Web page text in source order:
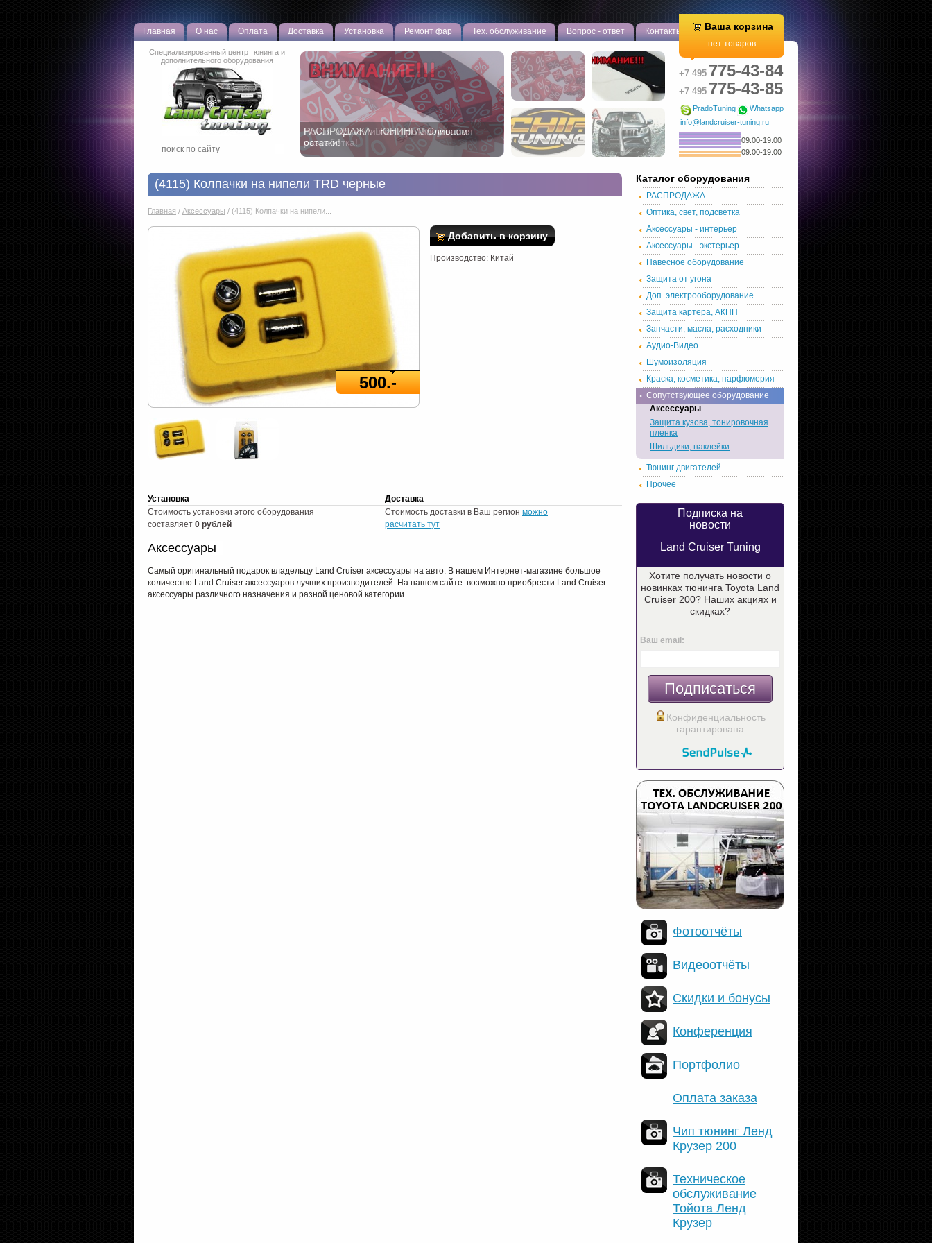
Главная О нас Оплата Доставка Установка Ремонт фар Тех. обслуживание Вопрос - ответ Контакты
Специализированный центр тюнинга и
дополнительного оборудования
Новая эффективная противоугонная
разработка!
Ваша корзина
нет товаров
+7 495 775-43-84
+7 495 775-43-85
PradoTuning
Whatsapp
info@landcruiser-tuning.ru
09:00-19:00
09:00-19:00
(4115) Колпачки на нипели TRD черные
Главная / Аксессуары / (4115) Колпачки на нипели...
500.-
Добавить в корзину
Производство: Китай
Установка
Доставка
Стоимость установки этого оборудования
составляет 0 рублей
Стоимость доставки в Ваш регион можно
расчитать тут
Аксессуары
Самый оригинальный подарок владельцу Land Cruiser аксессуары на авто. В нашем Интернет-магазине большое
количество Land Cruiser аксессуаров лучших производителей. На нашем сайте возможно приобрести Land Cruiser
аксессуары различного назначения и разной ценовой категории.
Каталог оборудования
РАСПРОДАЖА
Оптика, свет, подсветка
Аксессуары - интерьер
Аксессуары - экстерьер
Навесное оборудование
Защита от угона
Доп. электрооборудование
Защита картера, АКПП
Запчасти, масла, расходники
Аудио-Видео
Шумоизоляция
Краска, косметика, парфюмерия
Сопутствующее оборудование
Аксессуары
Защита кузова, тонировочная
пленка
Шильдики, наклейки
Тюнинг двигателей
Прочее
Подписка на
новости
Land Cruiser Tuning
Хотите получать новости о
новинках тюнинга Toyota Land
Cruiser 200? Наших акциях и
скидках?
Ваш email:
Подписаться
Конфиденциальность
гарантирована
Фотоотчёты
Видеоотчёты
Скидки и бонусы
Конференция
Портфолио
Оплата заказа
Чип тюнинг Ленд
Крузер 200
Техническое
обслуживание
Тойота Ленд
Крузер